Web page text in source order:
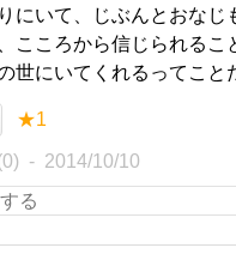
にいて、じぶんとおなじ
こころから信じられるこ
世にいてくれるってこと
★1
2014/10/10